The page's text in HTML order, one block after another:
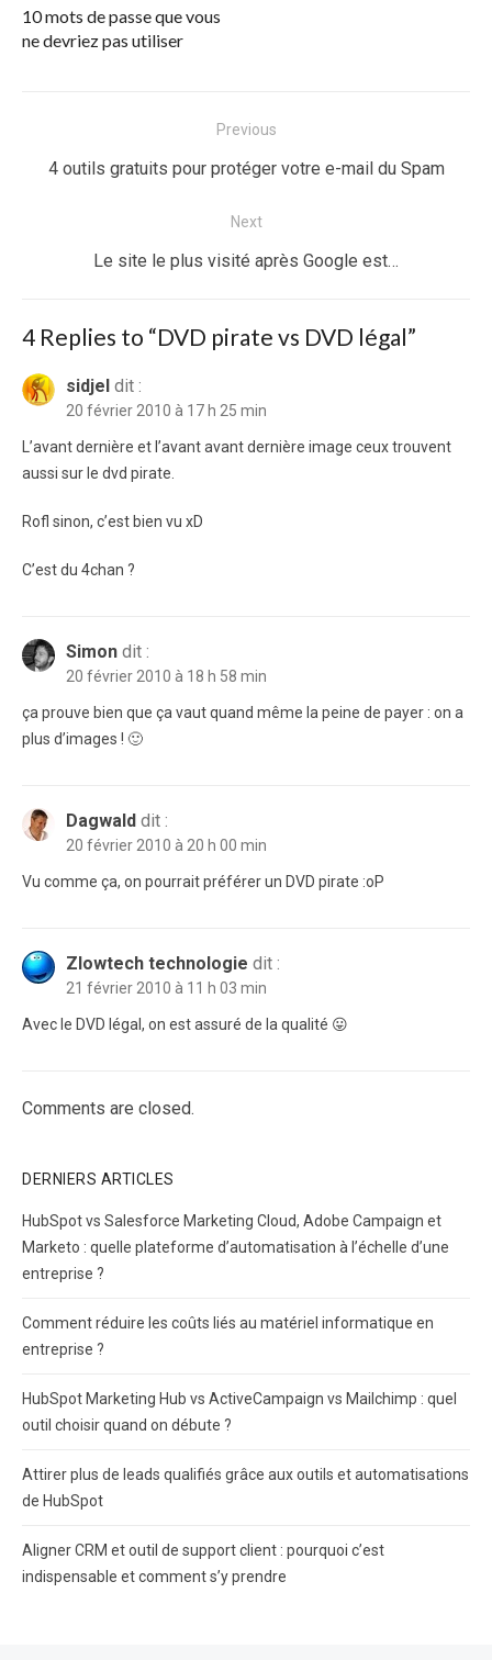
10 mots de passe que vous
ne devriez pas utiliser
de
Previous
Previous
4 outils gratuits pour protéger votre e-mail du Spam
Next
Next
Le site le plus visité après Google est…
4 Replies to “DVD pirate vs DVD légal”
sidjel dit :
20 février 2010 à 17 h 25 min
L’avant dernière et l’avant avant dernière image ceux trouvent
aussi sur le dvd pirate.
Rofl sinon, c’est bien vu xD
C’est du 4chan ?
Simon dit :
20 février 2010 à 18 h 58 min
ça prouve bien que ça vaut quand même la peine de payer : on a
plus d’images ! 🙂
Dagwald dit :
20 février 2010 à 20 h 00 min
Vu comme ça, on pourrait préférer un DVD pirate :oP
Zlowtech technologie dit :
21 février 2010 à 11 h 03 min
Avec le DVD légal, on est assuré de la qualité 😛
Comments are closed.
DERNIERS ARTICLES
HubSpot vs Salesforce Marketing Cloud, Adobe Campaign et
Marketo : quelle plateforme d’automatisation à l’échelle d’une
entreprise ?
Comment réduire les coûts liés au matériel informatique en
entreprise ?
HubSpot Marketing Hub vs ActiveCampaign vs Mailchimp : quel
outil choisir quand on débute ?
Attirer plus de leads qualifiés grâce aux outils et automatisations
de HubSpot
Aligner CRM et outil de support client : pourquoi c’est
indispensable et comment s’y prendre